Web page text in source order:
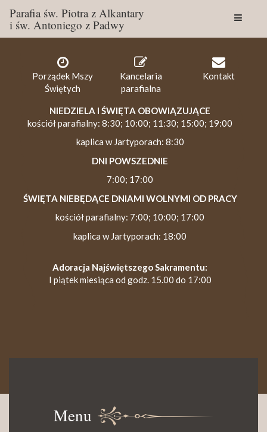
Parafia św. Piotra z Alkantary
i św. Antoniego z Padwy
Porządek Mszy
Świętych
Kancelaria
parafialna
Kontakt
NIEDZIELA I ŚWIĘTA OBOWIĄZUJĄCE
kościół parafialny: 8:30; 10:00; 11:30; 15:00; 19:00
kaplica w Jartyporach: 8:30
DNI POWSZEDNIE
7:00; 17:00
ŚWIĘTA NIEBĘDĄCE DNIAMI WOLNYMI OD PRACY
kościół parafialny: 7:00; 10:00; 17:00
kaplica w Jartyporach: 18:00
Adoracja Najświętszego Sakramentu:
I piątek miesiąca od godz. 15.00 do 17:00
Czynna od poniedziałku do soboty do godz. 8.30 oraz po Mszy
św. wieczornej do godz. 18.00.
Telefon dyżurny: +48 665 034 305
Menu